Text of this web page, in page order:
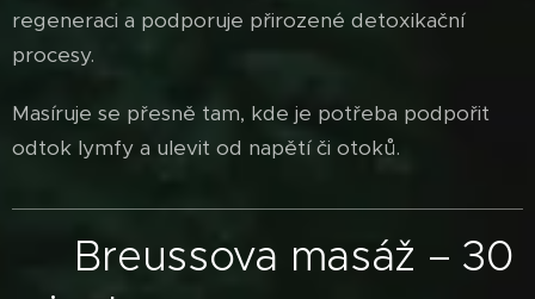
regeneraci a podporuje přirozené detoxikační
procesy.
Masíruje se přesně tam, kde je potřeba podpořit
odtok lymfy a ulevit od napětí či otoků.
Breussova masáž – 30